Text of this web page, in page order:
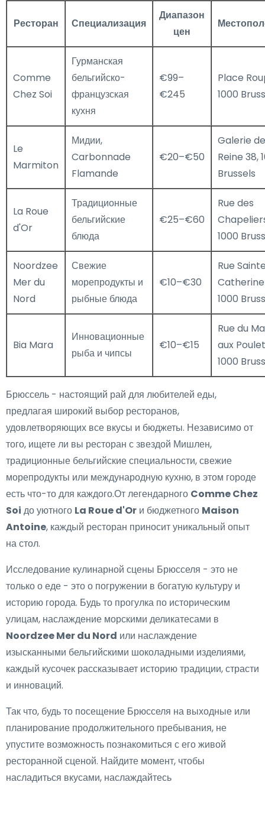
Ресторан Специализация
Диапазон
цен
Comme
Chez Soi
Гурманская
бельгийско-
французская
кухня
€99–
€245
Place
1000
Le
Marmiton
Мидии,
Carbonnade
Flamande
€20–€50
Galerie
Reine 38,
Brussels
La Roue
d'Or
Традиционные
бельгийские
блюда
€25–€60
Rue des
1000
Noordzee
Mer du
Nord
Свежие
морепродукты и
рыбные блюда
€10–€30
Rue
1000
Bia Mara
Инновационные
рыба и чипсы
€10–€15
Rue du
aux
1000
Брюссель - настоящий рай для любителей еды,
предлагая широкий выбор ресторанов,
удовлетворяющих все вкусы и бюджеты. Независимо от
того, ищете ли вы ресторан с звездой Мишлен,
традиционные бельгийские специальности, свежие
морепродукты или международную кухню, в этом городе
есть что-то для каждого.От легендарного Comme Chez
Soi до уютного La Roue d'Or и бюджетного Maison
Antoine, каждый ресторан приносит уникальный опыт
на стол.
Исследование кулинарной сцены Брюсселя - это не
только о еде - это о погружении в богатую культуру и
историю города. Будь то прогулка по историческим
улицам, наслаждение морскими деликатесами в
Noordzee Mer du Nord или наслаждение
изысканными бельгийскими шоколадными изделиями,
каждый кусочек рассказывает историю традиции, страсти
и инноваций.
Так что, будь то посещение Брюсселя на выходные или
планирование продолжительного пребывания, не
упустите возможность познакомиться с его живой
ресторанной сценой. Найдите момент, чтобы
насладиться вкусами, наслаждайтесь